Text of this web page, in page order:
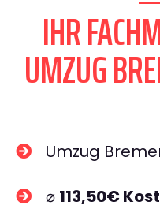
IHR
UMZUG
Umzug
⌀ 113,50€